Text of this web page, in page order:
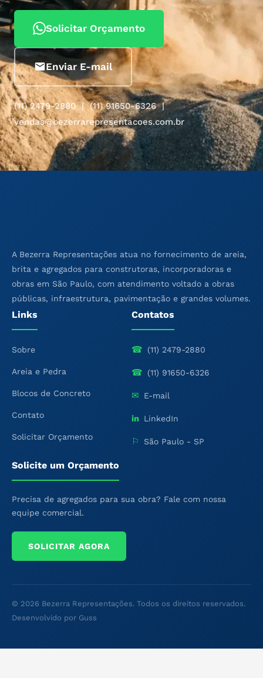
Solicitar Orçamento
Enviar E-mail
(11) 2479-2880 | (11) 91650-6326 |
vendas@bezerrarepresentacoes.com.br
A Bezerra Representações atua no fornecimento de areia,
brita e agregados para construtoras, incorporadoras e
obras em São Paulo, com atendimento voltado a obras
públicas, infraestrutura, pavimentação e grandes volumes.
Links
Sobre
Areia e Pedra
Blocos de Concreto
Contato
Solicitar Orçamento
Contatos
☎ (11) 2479-2880
☎ (11) 91650-6326
✉ E-mail
in LinkedIn
⚐ São Paulo - SP
Solicite um Orçamento
Precisa de agregados para sua obra? Fale com nossa
equipe comercial.
SOLICITAR AGORA
© 2026 Bezerra Representações. Todos os direitos reservados.
Desenvolvido por Guss